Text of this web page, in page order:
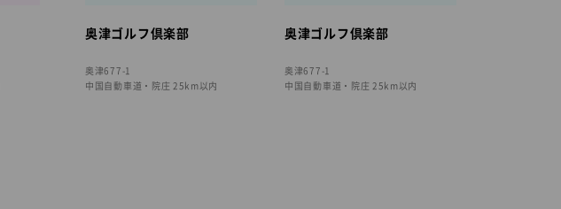
奥津ゴルフ倶楽部
奥津677-1
中国自動車道・院庄 25km以内
奥津ゴルフ倶楽部
奥津677-1
中国自動車道・院庄 25km以内